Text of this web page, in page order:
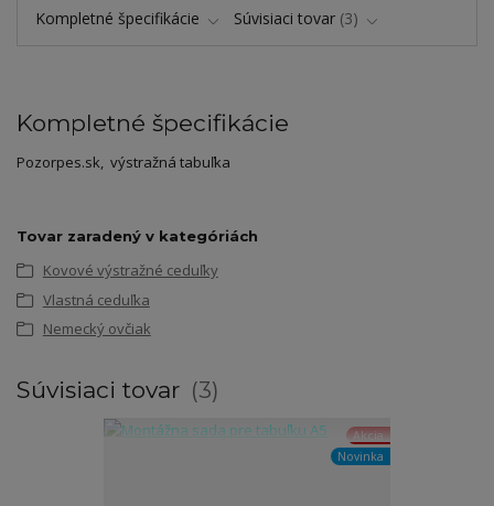
Kompletné špecifikácie Súvisiaci tovar 3
Kompletné špecifikácie
Pozorpes.sk, výstražná tabuľka
Tovar zaradený v kategóriách
Kovové výstražné ceduľky
Vlastná ceduľka
Nemecký ovčiak
Súvisiaci tovar 3
Akcia
Novinka